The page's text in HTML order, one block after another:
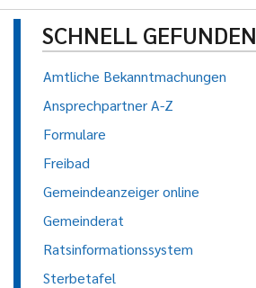
SCHNELL GEFUNDEN
Amtliche Bekanntmachungen
Ansprechpartner A-Z
Formulare
Freibad
Gemeindeanzeiger online
Gemeinderat
Ratsinformationssystem
Sterbetafel